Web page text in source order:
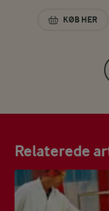
KØB HER
HVID
Relaterede